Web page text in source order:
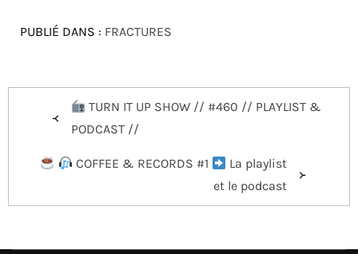
PUBLIÉ DANS : FRACTURES
Navigation
l’article
TURN IT UP SHOW // #460 // PLAYLIST &
PODCAST //
COFFEE & RECORDS #1
La playlist
et le podcast